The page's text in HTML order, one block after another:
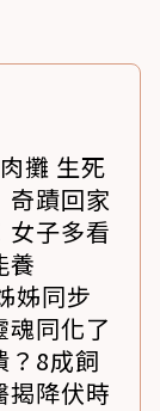
攤 生死
奇蹟回家
女子多看
養
姊同步
魂同化了
？8成飼
揭降伏時